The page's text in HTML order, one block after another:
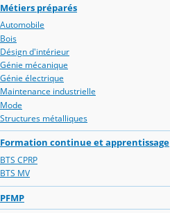
Métiers préparés
Automobile
Bois
Désign d'intérieur
Génie mécanique
Génie électrique
Maintenance industrielle
Mode
Structures métalliques
Formation continue et apprentissage
BTS CPRP
BTS MV
PFMP